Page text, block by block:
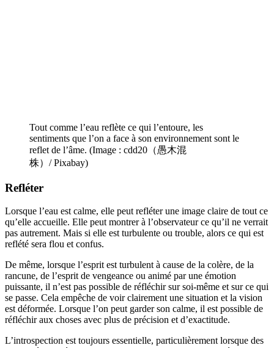
Tout comme l’eau reflète ce qui l’entoure, les
sentiments que l’on a face à son environnement sont le
reflet de l’âme. (Image : cdd20（愚木混
株）/ Pixabay)
Refléter
Lorsque l’eau est calme, elle peut refléter une image claire de tout ce
qu’elle accueille. Elle peut montrer à l’observateur ce qu’il ne verrait
pas autrement. Mais si elle est turbulente ou trouble, alors ce qui est
reflété sera flou et confus.
De même, lorsque l’esprit est turbulent à cause de la colère, de la
rancune, de l’esprit de vengeance ou animé par une émotion
puissante, il n’est pas possible de réfléchir sur soi-même et sur ce qui
se passe. Cela empêche de voir clairement une situation et la vision
est déformée. Lorsque l’on peut garder son calme, il est possible de
réfléchir aux choses avec plus de précision et d’exactitude.
L’introspection est toujours essentielle, particulièrement lorsque des